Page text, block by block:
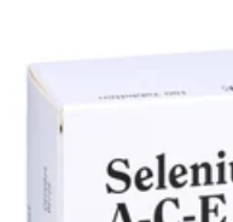
Filterung